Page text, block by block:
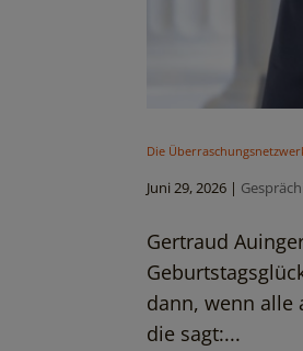
Die
Juni 29, 2026 |
Gertraud
dann, wenn alle
die sagt:...